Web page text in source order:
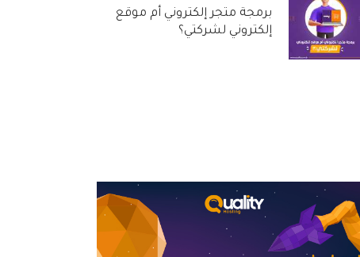
برمجة متجر إلكتروني أم موقع
إلكتروني لشركتي؟